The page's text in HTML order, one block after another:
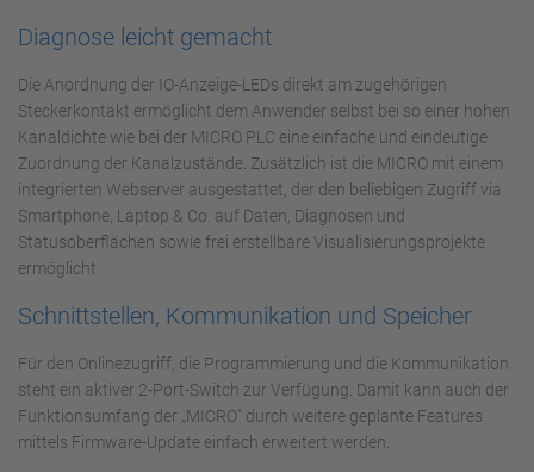
Diagnose leicht gemacht
Die Anordnung der IO-Anzeige-LEDs direkt am zugehörigen
Steckerkontakt ermöglicht dem Anwender selbst bei so einer hohen
Kanaldichte wie bei der MICRO PLC eine einfache und eindeutige
Zuordnung der Kanalzustände. Zusätzlich ist die MICRO mit einem
integrierten Webserver ausgestattet, der den beliebigen Zugriff via
Smartphone, Laptop & Co. auf Daten, Diagnosen und
Statusoberflächen sowie frei erstellbare Visualisierungsprojekte
ermöglicht.
Schnittstellen, Kommunikation und Speicher
Für den Onlinezugriff, die Programmierung und die Kommunikation
steht ein aktiver 2-Port-Switch zur Verfügung. Damit kann auch der
Funktionsumfang der „MICRO" durch weitere geplante Features
mittels Firmware-Update einfach erweitert werden.